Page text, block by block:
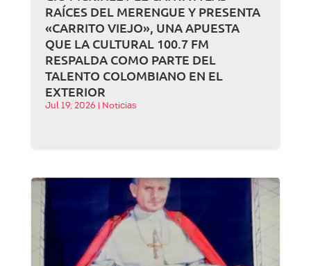
RAÍCES DEL MERENGUE Y PRESENTA
«CARRITO VIEJO», UNA APUESTA
QUE LA CULTURAL 100.7 FM
RESPALDA COMO PARTE DEL
TALENTO COLOMBIANO EN EL
EXTERIOR
Jul 19, 2026 Noticias